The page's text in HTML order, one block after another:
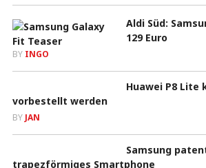
Aldi Süd:
129 Euro
BY INGO
Huawei P8 Lite
vorbestellt werden
BY JAN
Samsung
trapezförmiges Smartphone